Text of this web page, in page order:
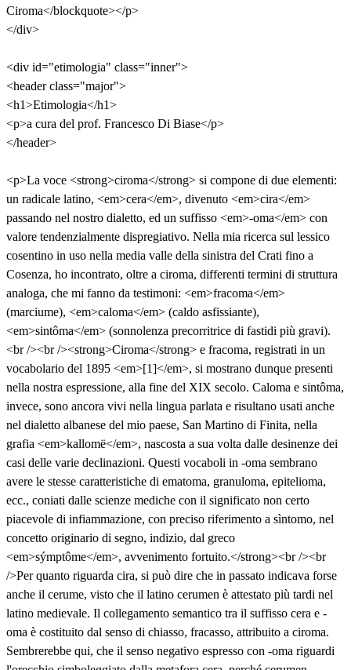
Ciroma</blockquote></p>
</div>
<div id="etimologia" class="inner">
<header class="major">
<h1>Etimologia</h1>
<p>a cura del prof. Francesco Di Biase</p>
</header>
<p>La voce <strong>ciroma</strong> si compone di due elementi:
un radicale latino, <em>cera</em>, divenuto <em>cira</em>
passando nel nostro dialetto, ed un suffisso <em>-oma</em> con
valore tendenzialmente dispregiativo. Nella mia ricerca sul lessico
cosentino in uso nella media valle della sinistra del Crati fino a
Cosenza, ho incontrato, oltre a ciroma, differenti termini di struttura
analoga, che mi fanno da testimoni: <em>fracoma</em>
(marciume), <em>caloma</em> (caldo asfissiante),
<em>sintôma</em> (sonnolenza precorritrice di fastidi più gravi).
<br /><br /><strong>Ciroma</strong> e fracoma, registrati in un
vocabolario del 1895 <em>[1]</em>, si mostrano dunque presenti
nella nostra espressione, alla fine del XIX secolo. Caloma e sintôma,
invece, sono ancora vivi nella lingua parlata e risultano usati anche
nel dialetto albanese del mio paese, San Martino di Finita, nella
grafia <em>kallomë</em>, nascosta a sua volta dalle desinenze dei
casi delle varie declinazioni. Questi vocaboli in -oma sembrano
avere le stesse caratteristiche di ematoma, granuloma, epitelioma,
ecc., coniati dalle scienze mediche con il significato non certo
piacevole di infiammazione, con preciso riferimento a sìntomo, nel
concetto originario di segno, indizio, dal greco
<em>sýmptôme</em>, avvenimento fortuito.</strong><br /><br
/>Per quanto riguarda cira, si può dire che in passato indicava forse
anche il cerume, visto che il latino cerumen è attestato più tardi nel
latino medievale. Il collegamento semantico tra il suffisso cera e -
oma è costituito dal senso di chiasso, fracasso, attribuito a ciroma.
Sembrerebbe qui, che il senso negativo espresso con -oma riguardi